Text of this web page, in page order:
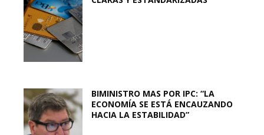
BIMINISTRO MAS POR IPC: “LA
ECONOMÍA SE ESTÁ ENCAUZANDO
HACIA LA ESTABILIDAD”